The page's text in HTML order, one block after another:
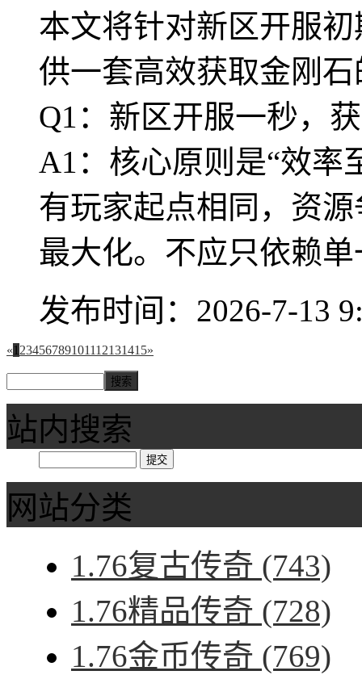
本文将针对新区开服
供一套高效获取金刚
Q1：新区开服一秒，
A1：核心原则是“效率
有玩家起点相同，资
最大化。不应只依赖
发布时间：2026-7-13
«1 23456789101112131415»
站内搜索
网站分类
1.76复古传奇 (743)
1.76精品传奇 (728)
1.76金币传奇 (769)